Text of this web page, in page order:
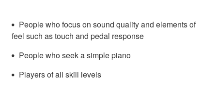
People who focus on sound quality and elements of
feel such as touch and pedal response
People who seek a simple piano
Players of all skill levels